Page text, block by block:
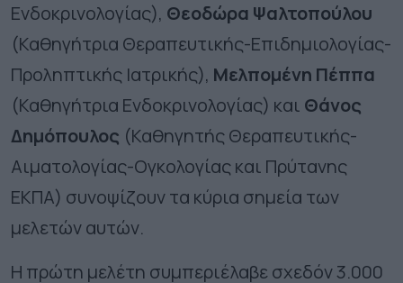
Ενδοκρινολογίας), Θεοδώρα Ψαλτοπούλου
(Καθηγήτρια Θεραπευτικής-Επιδημιολογίας-
Προληπτικής Ιατρικής), Μελπομένη Πέππα
(Καθηγήτρια Ενδοκρινολογίας) και Θάνος
Δημόπουλος (Καθηγητής Θεραπευτικής-
Αιματολογίας-Ογκολογίας και Πρύτανης
ΕΚΠΑ) συνοψίζουν τα κύρια σημεία των
μελετών αυτών.
Η πρώτη μελέτη συμπεριέλαβε σχεδόν 3.000